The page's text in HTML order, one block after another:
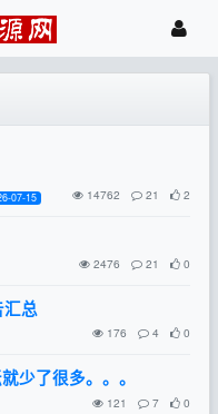
07-15 14762 21 2
2476 21 0
总
176 4 0
少了很多。。。
121 7 0